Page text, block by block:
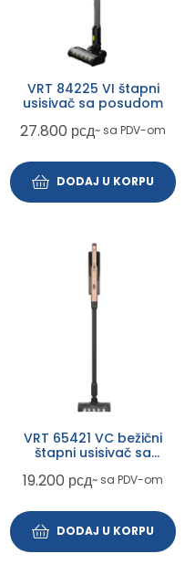
VRT 84225 VI štapni
usisivač sa posudom
27.800 рсд~ sa PDV-om
DODAJ U KORPU
VRT 65421 VC bežični
štapni usisivač sa
19.200 рсд~ sa PDV-om
DODAJ U KORPU